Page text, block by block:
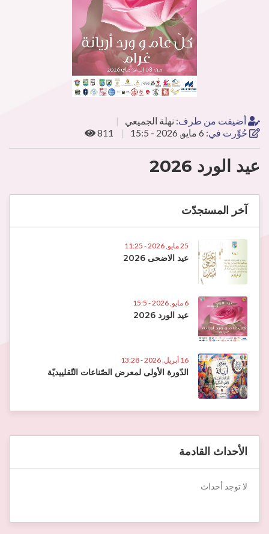
أضيفت من طرف: نهلة الجميعي
حُوِّرت في: 6 مايو, 2026 - 15:5 811
عيد الورد 2026
آخر المستجدّت
25 مايو, 2026 - 11:25
عيد الاضحى 2026
6 مايو, 2026 - 15:5
عيد الورد 2026
16 أبريل, 2026 - 13:28
الدّورة الأولى لمعرض الصّناعات التّقلييديّة
الأحداث القادمة
لا توجد أحداث